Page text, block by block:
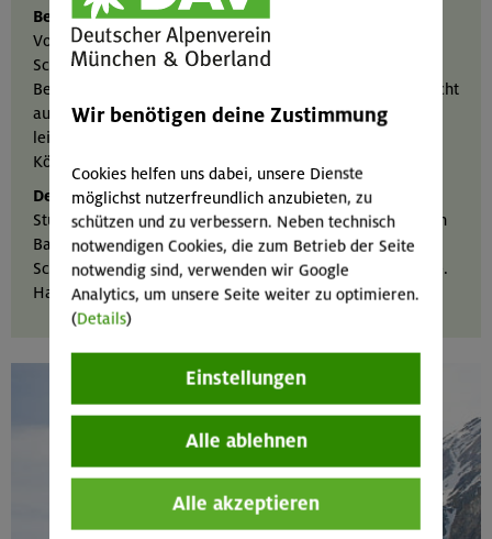
Betreten & Queren
Vorsicht an den Rändern von Altschneefeldern. Durch
Schneeschmelze können sie unterhöhlt sein und bei
Belastung einbrechen. Der Schnee sollte bei Betreten leicht
aufgeweicht sein. Mit dem Schuh werden sichelförmige,
leicht zum Hang geneigte Tritte geschlagen. Der
Körperschwerpunkt bleibt stabil über dem Fuß.
Der Fall des Falls
Stürzt man doch, dreht man sich schnellstmöglich auf den
Bauch und in eine Liegestützposition. Hände und
Schuhspitzen drücken zum Abbremsen fest in den Schnee.
Handschuhe schützen vor Verletzungen der Hände.
Wir benötigen deine Zustimmung
Cookies helfen uns dabei, unsere Dienste
möglichst nutzerfreundlich anzubieten, zu
schützen und zu verbessern. Neben technisch
notwendigen Cookies, die zum Betrieb der Seite
notwendig sind, verwenden wir Google
Analytics, um unsere Seite weiter zu optimieren.
(Details)
Einstellungen
Alle ablehnen
Alle akzeptieren